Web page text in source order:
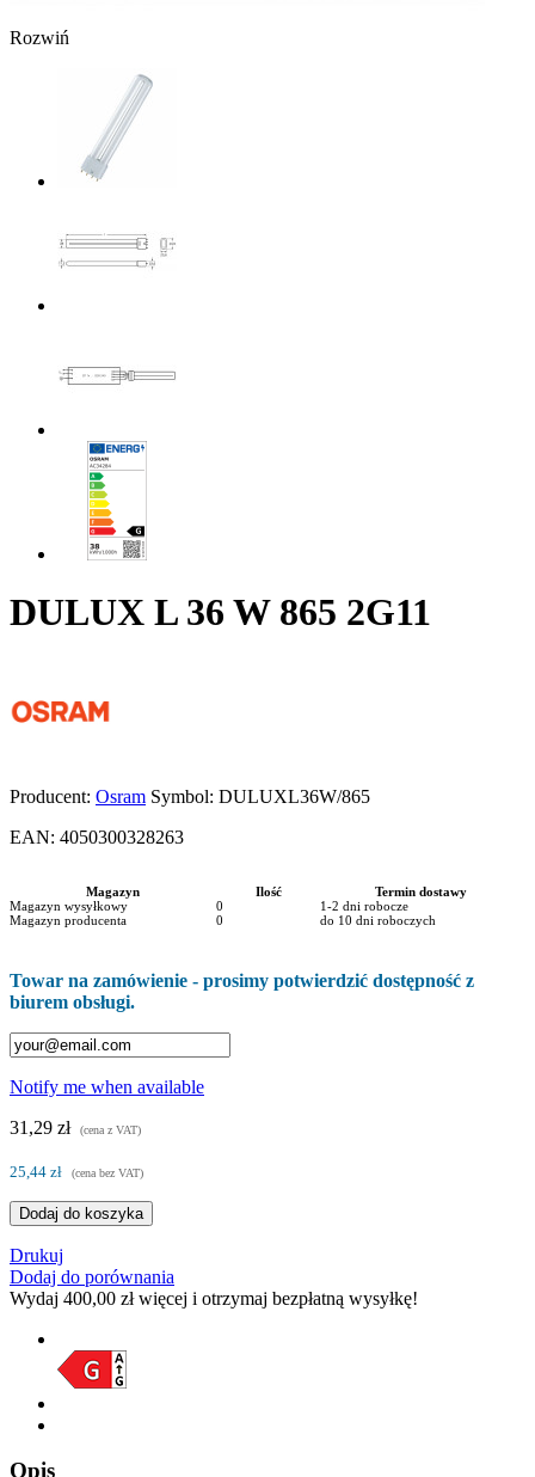
Rozwiń
DULUX L 36 W 865 2G11
Producent: Osram Symbol: DULUXL36W/865
EAN: 4050300328263
Magazyn Ilość
Termin dostawy
Magazyn wysyłkowy
0
1-2 dni robocze
Magazyn producenta
0 do 10 dni roboczych
Towar na zamówienie - prosimy potwierdzić dostępność z
biurem obsługi.
Notify me when available
31,29 zł
(cena z VAT)
25,44 zł (cena bez VAT)
Dodaj do koszyka
Drukuj
Dodaj do porównania
Wydaj 400,00 złwięcej i otrzymaj bezpłatną wysyłkę!
Opis